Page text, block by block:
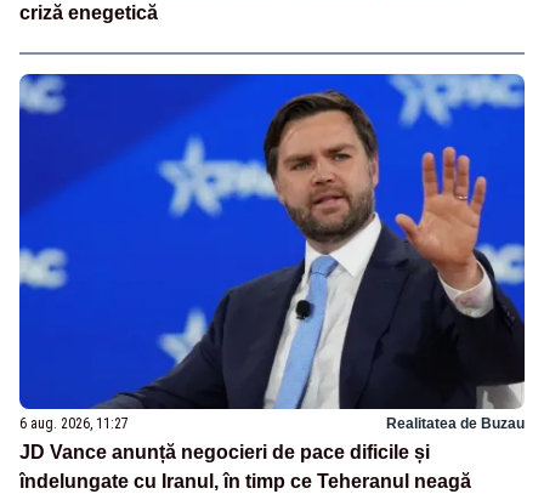
criză enegetică
6 aug. 2026, 11:27 Realitatea de Buzau
JD Vance anunță negocieri de pace dificile și
îndelungate cu Iranul, în timp ce Teheranul neagă